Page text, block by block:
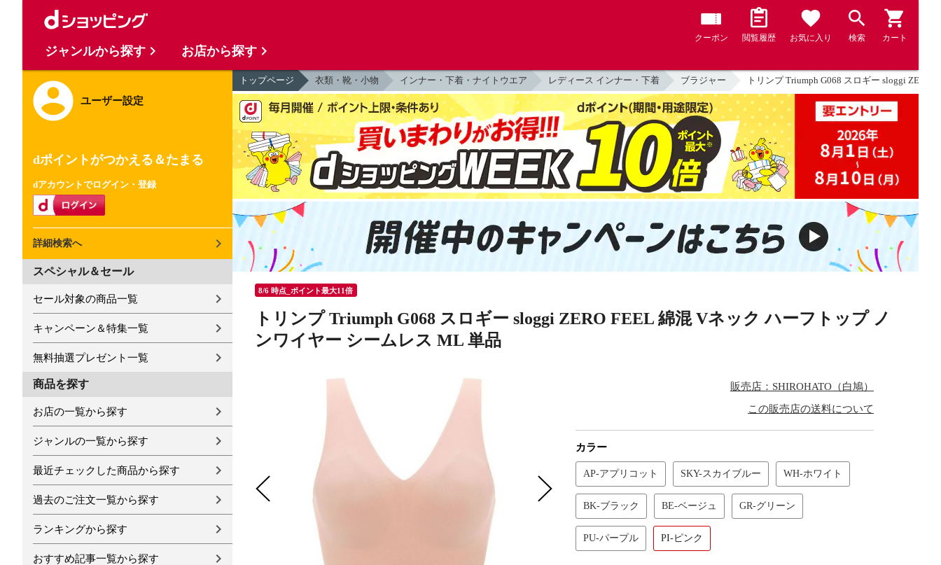
クーポン 閲覧履歴 お気に入り 検索 カート
ユーザー設定
dポイントがつかえる＆たまる
dアカウントでログイン・登録
詳細検索へ
スペシャル＆セール
セール対象の商品一覧
キャンペーン＆特集一覧
無料抽選プレゼント一覧
商品を探す
お店の一覧から探す
ジャンルの一覧から探す
最近チェックした商品から探す
過去のご注文一覧から探す
ランキングから探す
おすすめ記事一覧から探す
トップページ 衣類・靴・小物 インナー・下着・ナイトウエア レディース インナー・下着 ブラジャー トリンプ Triumph G068 スロギー sloggi
8/6 時点_ポイント最大11倍
トリンプ Triumph G068 スロギー sloggi ZERO FEEL 綿混 Vネック ハーフトップ ノ
ンワイヤー シームレス ML 単品
販売店：SHIROHATO（白鳩）
この販売店の送料について
カラー
AP-アプリコット SKY-スカイブルー WH-ホワイト
BK-ブラック BE-ベージュ GR-グリーン
PU-パープル PI-ピンク
ジャンルから探す お店から探す